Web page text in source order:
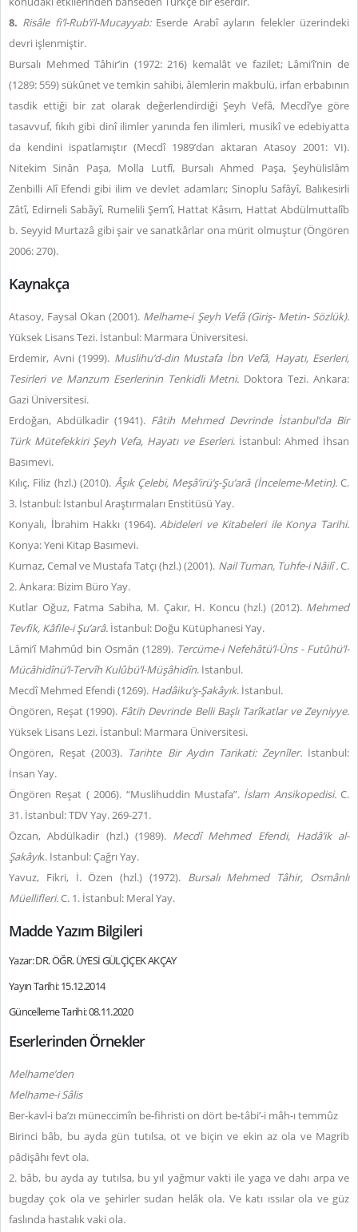
8. Risâle fi’l-Rub’i’l-Mucayyab:Eserde Arabî ayların felekler üzerindeki
devri işlenmiştir.
Bursalı Mehmed Tâhir’in (1972: 216) kemalât ve fazilet; Lâmi’î’nin de
(1289: 559) sükûnet ve temkin sahibi, âlemlerin makbulü, irfan erbabının
tasdik ettiği bir zat olarak değerlendirdiği Şeyh Vefâ, Mecdî’ye göre
tasavvuf, fıkıh gibi dinî ilimler yanında fen ilimleri, musikî ve edebiyatta
da kendini ispatlamıştır (Mecdî 1989’dan aktaran Atasoy 2001: VI).
Nitekim Sinân Paşa, Molla Lutfî, Bursalı Ahmed Paşa, Şeyhülislâm
Zenbilli Alî Efendi gibi ilim ve devlet adamları; Sinoplu Safâyî, Balıkesirli
Zâtî, Edirneli Sabâyî, Rumelili Şem’î, Hattat Kâsım, Hattat Abdülmuttalîb
b. Seyyid Murtazâ gibi şair ve sanatkârlar ona mürit olmuştur (Öngören
2006: 270).
Kaynakça
Atasoy, Faysal Okan (2001). Melhame-i Şeyh Vefâ (Giriş- Metin- Sözlük).
Yüksek Lisans Tezi. İstanbul: Marmara Üniversitesi.
Erdemir, Avni (1999). Muslihu’d-din Mustafa İbn Vefâ, Hayatı, Eserleri,
Tesirleri ve Manzum Eserlerinin Tenkidli Metni. Doktora Tezi. Ankara:
Gazi Üniversitesi.
Erdoğan, Abdülkadir (1941). Fâtih Mehmed Devrinde İstanbul’da Bir
Türk Mütefekkiri Şeyh Vefa, Hayatı ve Eserleri. İstanbul: Ahmed İhsan
Basımevi.
Kılıç, Filiz (hzl.) (2010). Âşık Çelebi, Meşâ’irü’ş-Şu’arâ (İnceleme-Metin).C.
3. İstanbul: İstanbul Araştırmaları Enstitüsü Yay.
Konyalı, İbrahim Hakkı (1964).Abideleri ve Kitabeleri ile Konya Tarihi.
Konya: Yeni Kitap Basımevi.
Kurnaz, Cemal ve Mustafa Tatçı (hzl.) (2001). Nail Tuman, Tuhfe-i Nâilî .C.
2. Ankara: Bizim Büro Yay.
Kutlar Oğuz, Fatma Sabiha, M. Çakır, H. Koncu (hzl.) (2012). Mehmed
Tevfik, Kâfile-i Şu’arâ. İstanbul: Doğu Kütüphanesi Yay.
Lâmi’î Mahmûd bin Osmân (1289). Tercüme-i Nefehâtü’l-Üns - Futûhü’l-
Mücâhidînü’l-Tervîh Kulûbü’l-Müşâhidîn. İstanbul.
Mecdî Mehmed Efendi (1269). Hadâiku’ş-Şakâyık. İstanbul.
Öngören, Reşat (1990). Fâtih Devrinde Belli Başlı Tarîkatlar ve Zeyniyye.
Yüksek Lisans Lezi. İstanbul: Marmara Üniversitesi.
Öngören, Reşat (2003). Tarihte Bir Aydın Tarikati: Zeynîler. İstanbul:
İnsan Yay.
Öngören Reşat ( 2006). “Muslihuddin Mustafa”.İslam Ansikopedisi.C.
31. İstanbul: TDV Yay. 269-271.
Özcan, Abdülkadir (hzl.) (1989). Mecdî Mehmed Efendi, Hadâ’ik al-
Şakâyık. İstanbul: Çağrı Yay.
Yavuz, Fikri, İ. Özen (hzl.) (1972). Bursalı Mehmed Tâhir, Osmânlı
Müellifleri.C. 1. İstanbul: Meral Yay.
Madde Yazım Bilgileri
Yazar: DR. ÖĞR. ÜYESİ GÜLÇİÇEK AKÇAY
Yayın Tarihi: 15.12.2014
Güncelleme Tarihi: 08.11.2020
Eserlerinden Örnekler
Melhame’den
Melhame-i Sâlis
Ber-kavl-i ba’zı müneccimîn be-fihristi on dört be-tâbi’-i mâh-ı temmûz
Birinci bâb, bu ayda gün tutılsa, ot ve biçin ve ekin az ola ve Magrib
pâdişâhı fevt ola.
2. bâb, bu ayda ay tutılsa, bu yıl yağmur vakti ile yaga ve dahı arpa ve
bugday çok ola ve şehirler sudan helâk ola. Ve katı ıssılar ola ve güz
faslında hastalık vaki ola.